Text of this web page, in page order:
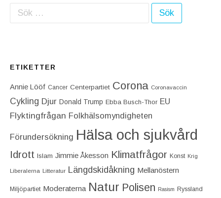
Sök efter:
ETIKETTER
Annie Lööf Cancer Centerpartiet‎ Corona Coronavaccin
Cykling Djur Donald Trump Ebba Busch-Thor EU
Flyktingfrågan Folkhälsomyndigheten
Förundersökning Hälsa och sjukvård
Idrott Islam Jimmie Åkesson Klimatfrågor Konst Krig
Liberalerna Litteratur Längdskidåkning Mellanöstern
Miljöpartiet Moderaterna Natur Polisen Rasism Ryssland